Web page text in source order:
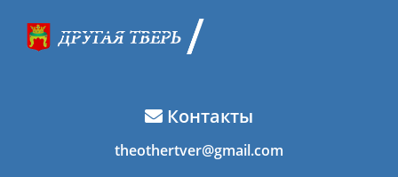
Контакты
theothertver@gmail.com